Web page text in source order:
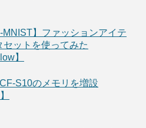
MNIST】ファッションアイテ
セットを使ってみた
】
CF-S10のメモリを増設